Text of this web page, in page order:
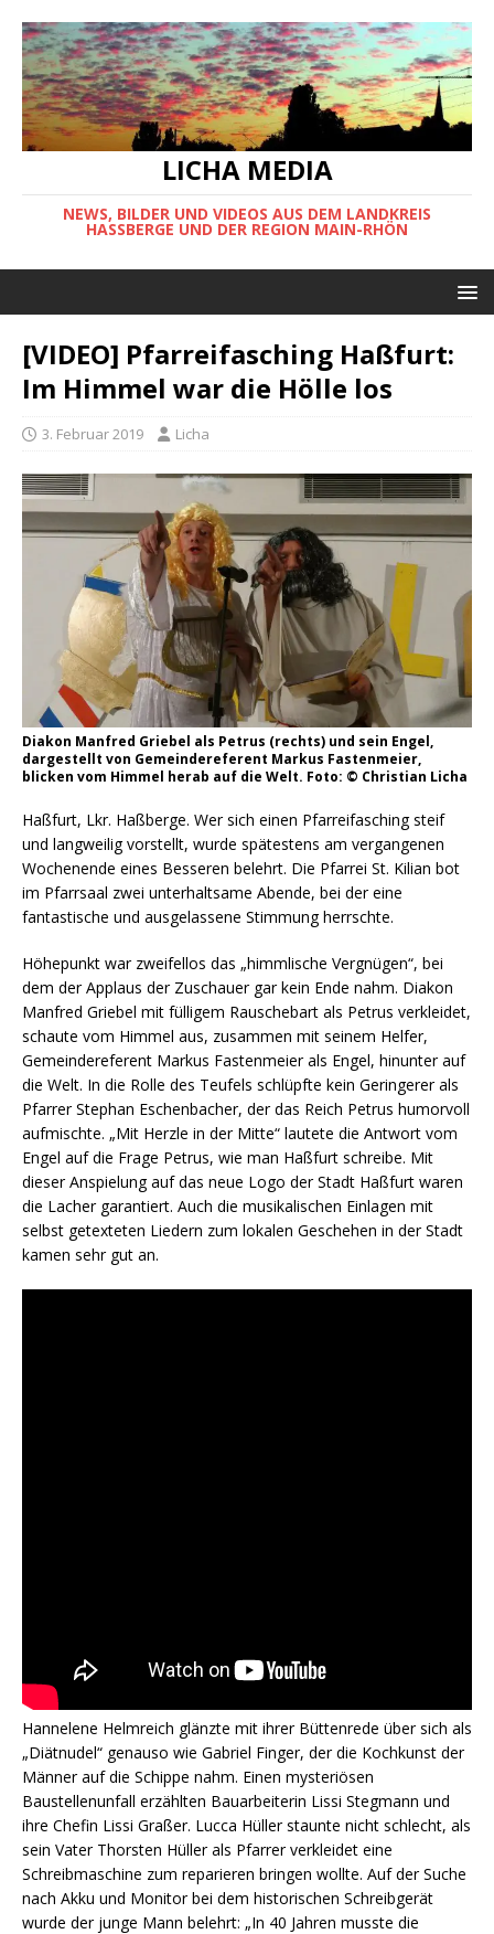
LICHA MEDIA
NEWS, BILDER UND VIDEOS AUS DEM LANDKREIS
HASSBERGE UND DER REGION MAIN-RHÖN
[VIDEO] Pfarreifasching Haßfurt:
Im Himmel war die Hölle los
3. Februar 2019 Licha
Diakon Manfred Griebel als Petrus (rechts) und sein Engel,
dargestellt von Gemeindereferent Markus Fastenmeier,
blicken vom Himmel herab auf die Welt. Foto: © Christian Licha
Haßfurt, Lkr. Haßberge. Wer sich einen Pfarreifasching steif
und langweilig vorstellt, wurde spätestens am vergangenen
Wochenende eines Besseren belehrt. Die Pfarrei St. Kilian bot
im Pfarrsaal zwei unterhaltsame Abende, bei der eine
fantastische und ausgelassene Stimmung herrschte.
Höhepunkt war zweifellos das „himmlische Vergnügen“, bei
dem der Applaus der Zuschauer gar kein Ende nahm. Diakon
Manfred Griebel mit fülligem Rauschebart als Petrus verkleidet,
schaute vom Himmel aus, zusammen mit seinem Helfer,
Gemeindereferent Markus Fastenmeier als Engel, hinunter auf
die Welt. In die Rolle des Teufels schlüpfte kein Geringerer als
Pfarrer Stephan Eschenbacher, der das Reich Petrus humorvoll
aufmischte. „Mit Herzle in der Mitte“ lautete die Antwort vom
Engel auf die Frage Petrus, wie man Haßfurt schreibe. Mit
dieser Anspielung auf das neue Logo der Stadt Haßfurt waren
die Lacher garantiert. Auch die musikalischen Einlagen mit
selbst getexteten Liedern zum lokalen Geschehen in der Stadt
kamen sehr gut an.
Hannelene Helmreich glänzte mit ihrer Büttenrede über sich als
„Diätnudel“ genauso wie Gabriel Finger, der die Kochkunst der
Männer auf die Schippe nahm. Einen mysteriösen
Baustellenunfall erzählten Bauarbeiterin Lissi Stegmann und
ihre Chefin Lissi Graßer. Lucca Hüller staunte nicht schlecht, als
sein Vater Thorsten Hüller als Pfarrer verkleidet eine
Schreibmaschine zum reparieren bringen wollte. Auf der Suche
nach Akku und Monitor bei dem historischen Schreibgerät
wurde der junge Mann belehrt: „In 40 Jahren musste die